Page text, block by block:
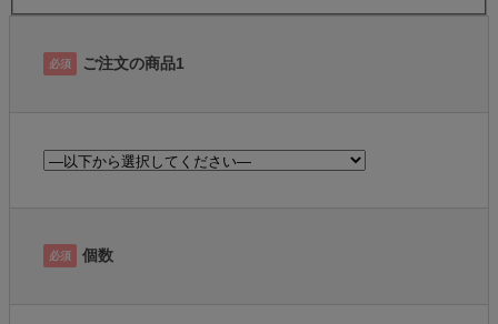
必須 ご注文の商品1
必須 個数